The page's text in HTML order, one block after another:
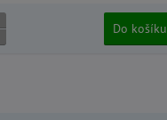
Do košíku